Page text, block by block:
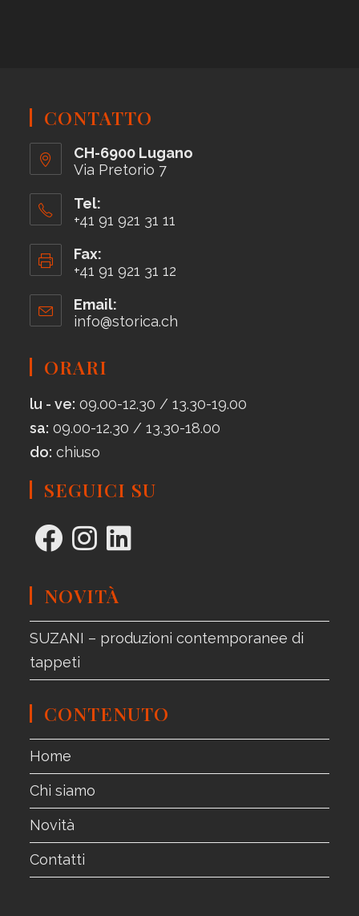
CONTATTO
CH-6900 Lugano
Via Pretorio 7
Tel:
+41 91 921 31 11
Fax:
+41 91 921 31 12
Email:
info@storica.ch
ORARI
lu - ve: 09.00-12.30 / 13.30-19.00
sa: 09.00-12.30 / 13.30-18.00
do: chiuso
SEGUICI SU
NOVITÀ
SUZANI – produzioni contemporanee di
tappeti
CONTENUTO
Home
Chi siamo
Novità
Contatti